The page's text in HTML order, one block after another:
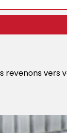
revenons vers